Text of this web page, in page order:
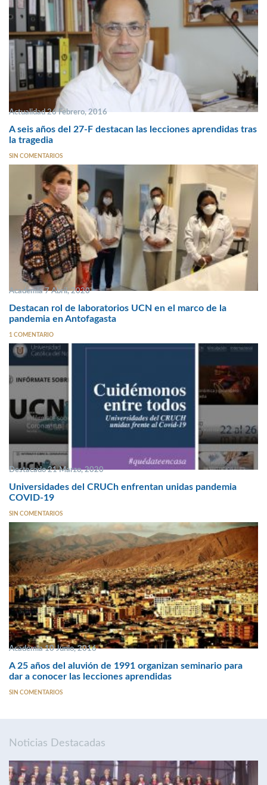
Actualidad 26 Febrero, 2016
A seis años del 27-F destacan las lecciones aprendidas tras
la tragedia
SIN COMENTARIOS
Academia 7 Abril, 2020
Destacan rol de laboratorios UCN en el marco de la
pandemia en Antofagasta
1 COMENTARIO
Destacado 21 Marzo, 2020
Universidades del CRUCh enfrentan unidas pandemia
COVID-19
SIN COMENTARIOS
Academia 10 Junio, 2016
A 25 años del aluvión de 1991 organizan seminario para
dar a conocer las lecciones aprendidas
SIN COMENTARIOS
Noticias Destacadas